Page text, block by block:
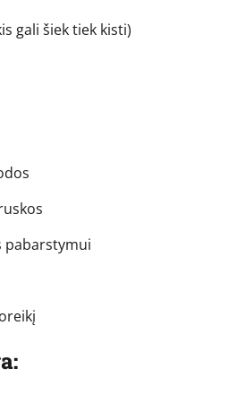
gali šiek tiek kisti)
pabarstymui